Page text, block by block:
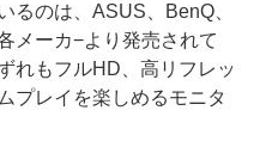
のは、ASUS、BenQ、
メーカ−より発売されて
れもフルHD、高リフレッ
プレイを楽しめるモニタ